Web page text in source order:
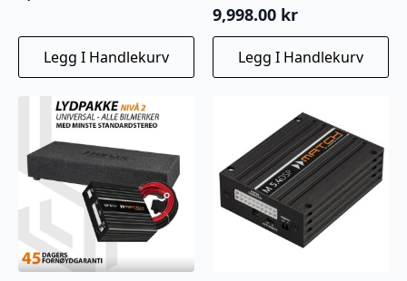
Legg I Handlekurv
9,998.00 kr
Legg I Handlekurv